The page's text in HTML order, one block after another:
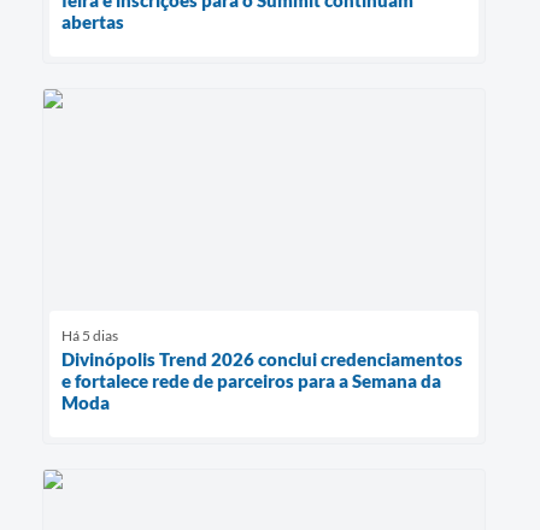
abertas
Há 5 dias
Divinópolis Trend 2026 conclui credenciamentos
e fortalece rede de parceiros para a Semana da
Moda